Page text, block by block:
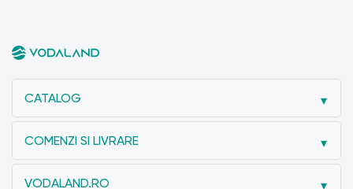
CATALOG
COMENZI SI LIVRARE
VODALAND.RO